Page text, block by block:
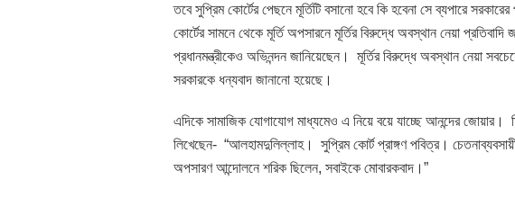
তবে সুপ্রিম কোর্টের পেছনে মূর্তিটি বসানো হবে কি হবেনা সে ব্যপারে
কোর্টের সামনে থেকে মূর্তি অপসারনে মূর্তির বিরুদ্ধে অবস্থান নেয়া
প্রধানমন্ত্রীকেও অভিনন্দন জানিয়েছেন। মূর্তির বিরুদ্ধে অবস্থান নেয়া
সরকারকে ধন্যবাদ জানানো হয়েছে।
এদিকে সামাজিক যোগাযোগ মাধ্যমেও এ নিয়ে বয়ে যাচ্ছে আনন্দের জোয়ার।
লিখেছেন- “আলহামদুলিল্লাহ। সুপ্রিম কোর্ট প্রাঙ্গণ পবিত্র।
অপসারণ আন্দোলনে শরিক ছিলেন, সবাইকে মোবারকবাদ।”